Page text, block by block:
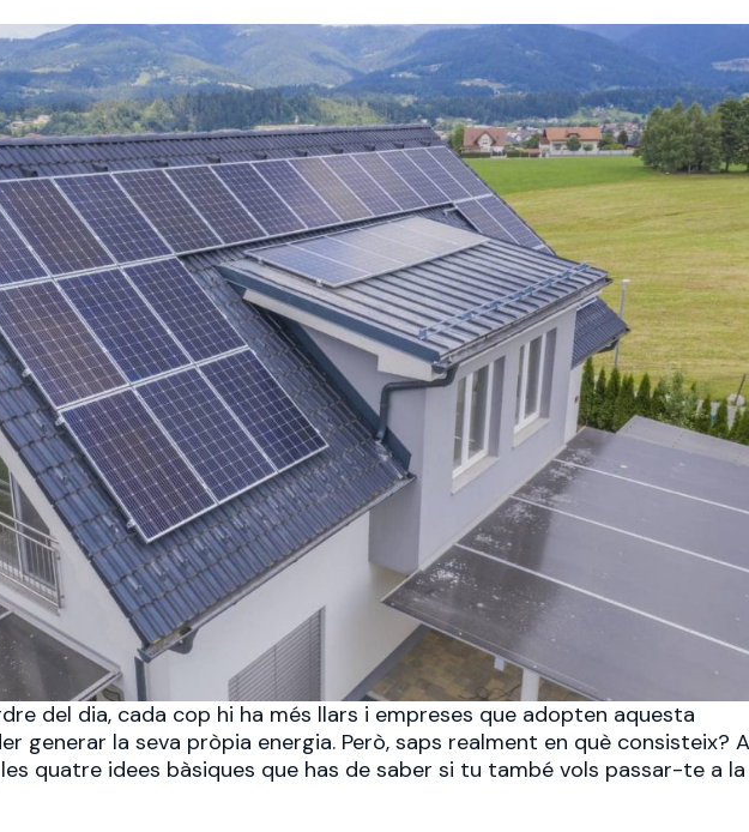
del dia, cada cop hi ha més llars i empreses que adopten aquesta
generar la seva pròpia energia. Però, saps realment en què consisteix? A
quatre idees bàsiques que has de saber si tu també vols passar-te a la